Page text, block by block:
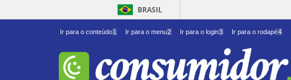
BRASIL
Ir para o conteúdo1 Ir para o menu2 Ir para o login3 Ir para o rodapé4